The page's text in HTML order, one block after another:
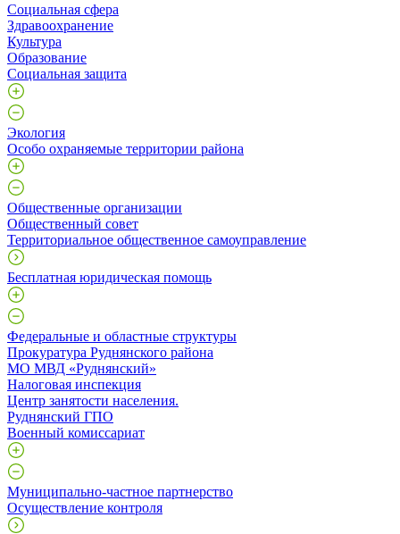
Социальная сфера
Здравоохранение
Культура
Образование
Социальная защита
Экология
Особо охраняемые территории района
Общественные организации
Общественный совет
Территориальное общественное самоуправление
Бесплатная юридическая помощь
Федеральные и областные структуры
Прокуратура Руднянского района
МО МВД «Руднянский»
Налоговая инспекция
Центр занятости населения.
Руднянский ГПО
Военный комиссариат
Муниципально-частное партнерство
Осуществление контроля